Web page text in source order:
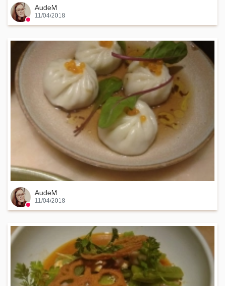
AudeM
11/04/2018
AudeM
11/04/2018